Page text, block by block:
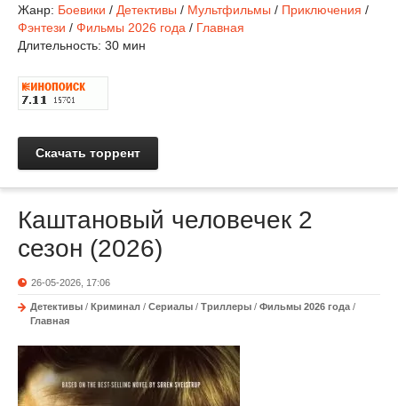
Жанр: Боевики / Детективы / Мультфильмы / Приключения /
Фэнтези / Фильмы 2026 года / Главная
Длительность: 30 мин
Скачать торрент
Каштановый человечек 2
сезон (2026)
26-05-2026, 17:06
Детективы / Криминал / Сериалы / Триллеры / Фильмы 2026 года /
Главная